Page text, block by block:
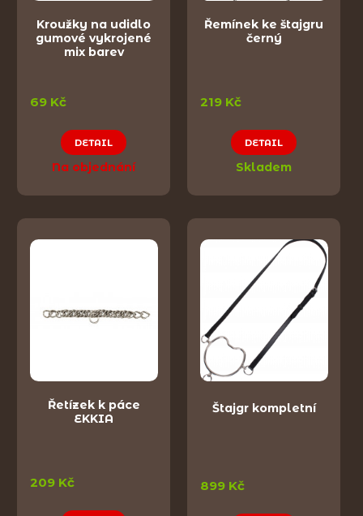
Kroužky na udidlo
gumové vykrojené
mix barev
69 Kč
DETAIL
Na objednání
Řemínek ke štajgru
černý
219 Kč
DETAIL
Skladem
Řetízek k páce
EKKIA
209 Kč
Štajgr kompletní
899 Kč